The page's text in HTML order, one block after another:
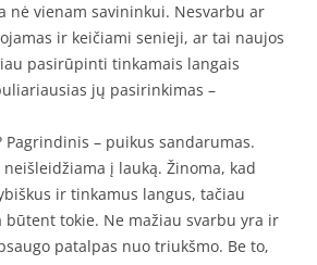
nė vienam savininkui. Nesvarbu ar
ir keičiami senieji, ar tai naujos
pasirūpinti tinkamais langais
jų pasirinkimas –
Pagrindinis – puikus sandarumas.
į lauką. Žinoma, kad
ir tinkamus langus, tačiau
tokie. Ne mažiau svarbu yra ir
patalpas nuo triukšmo. Be to,